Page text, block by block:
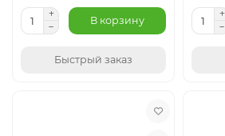
В корзину
Быстрый заказ